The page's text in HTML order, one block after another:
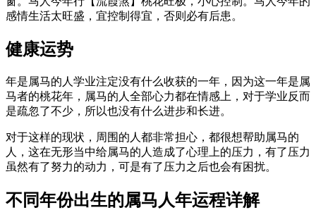
感情生活太旺盛，宜控制得宜，否则必有后患。
健康运势
年是属马的人学业注定没有什么收获的一年，因为这一年是属
马者的桃花年，属马的人全部心力都在情感上，对于学业反而
是疏忽了不少，所以也没有什么进步和长进。
对于这样的现状，周围的人都非常担心，都很想帮助属马的
人，这在无形当中给属马的人造成了心理上的压力，有了压力
虽然有了努力的动力，可是有了压力之后也会有困扰。
不同年份出生的属马人年运程详解